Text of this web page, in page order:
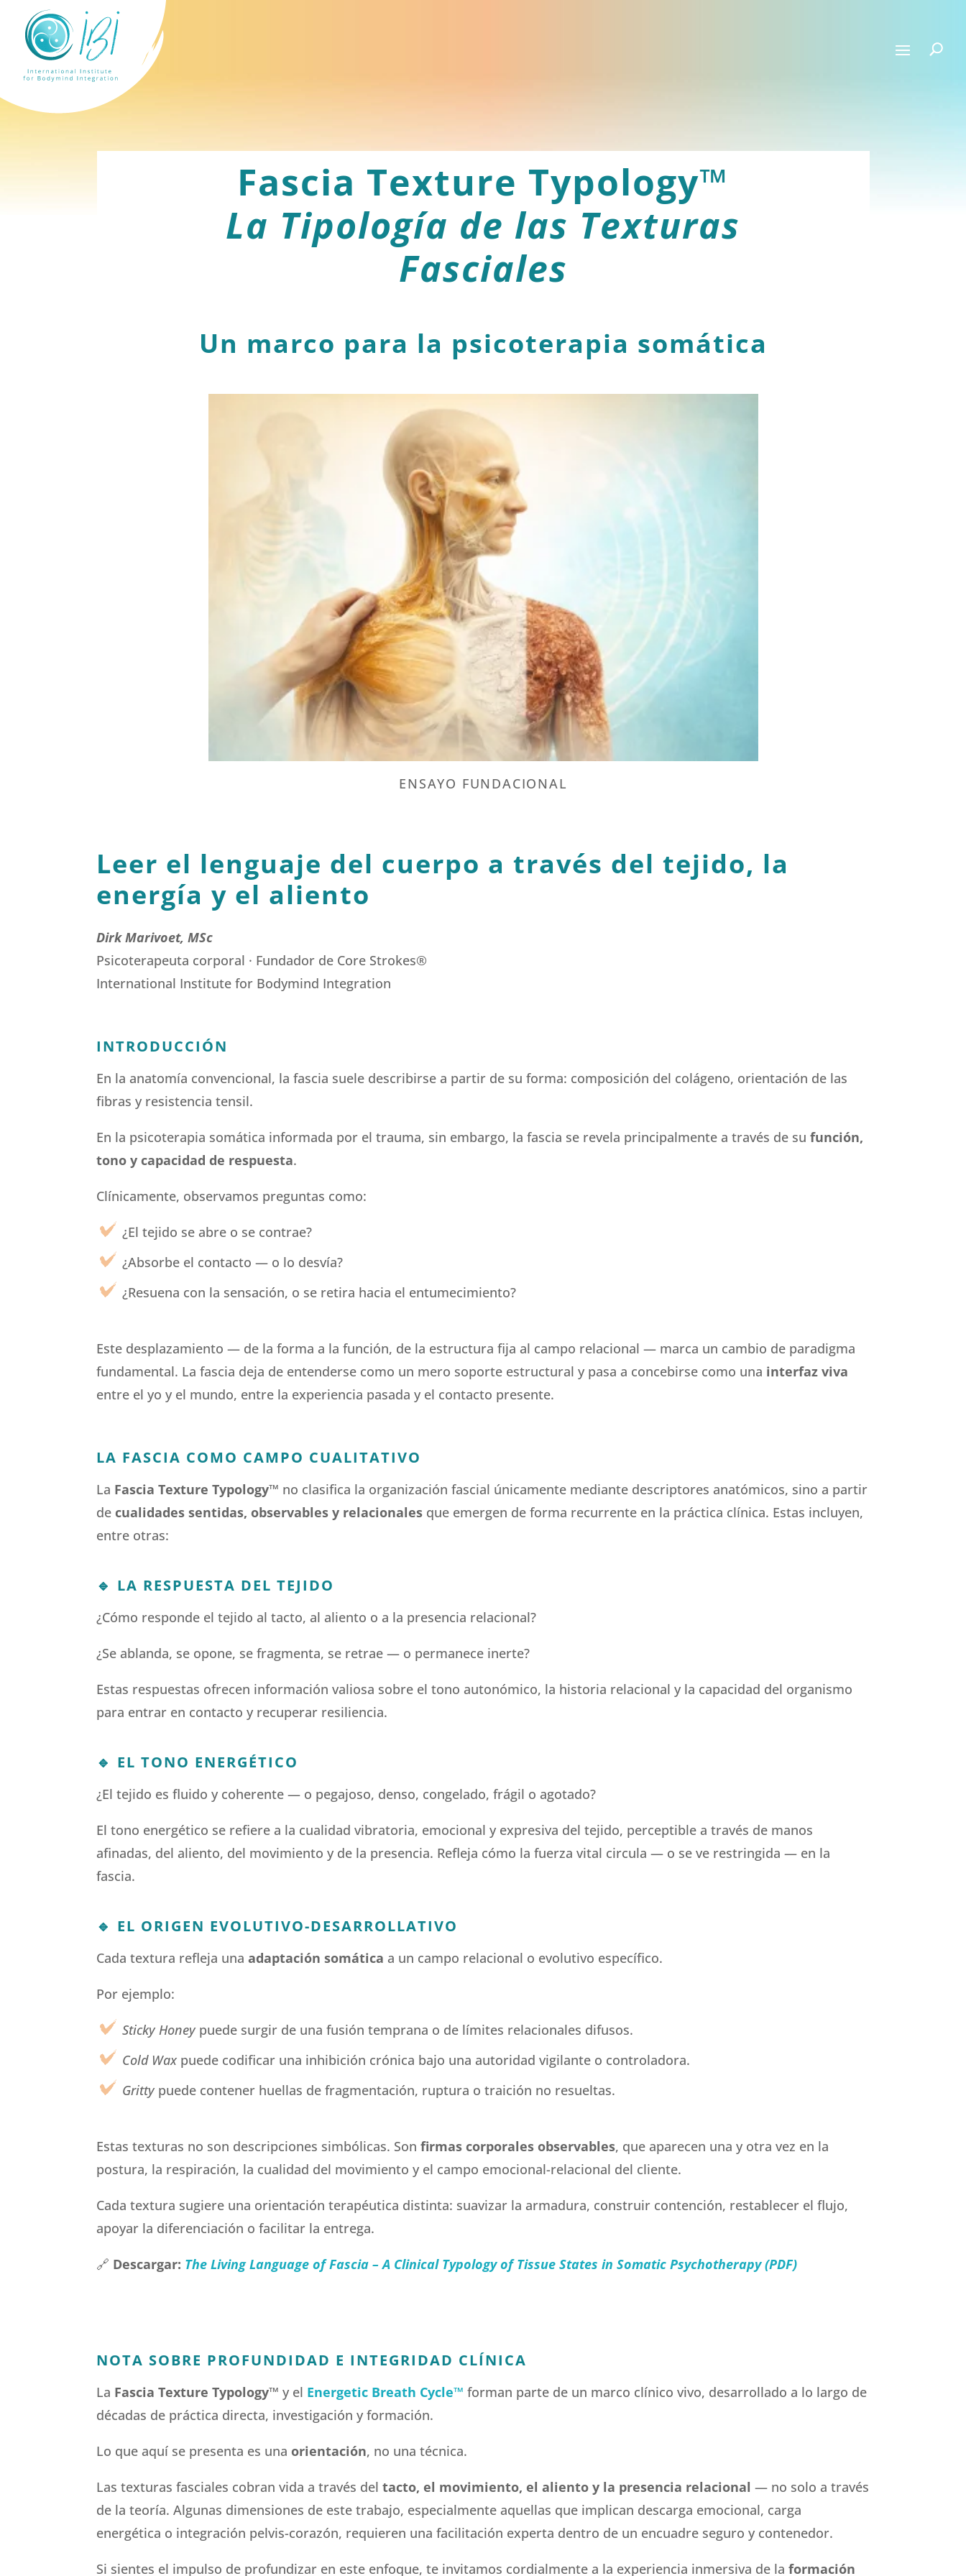
Fascia Texture Typology™
La Tipología de las Texturas
Fasciales
Un marco para la psicoterapia somática
ENSAYO FUNDACIONAL
Leer el lenguaje del cuerpo a través del tejido, la
energía y el aliento
Dirk Marivoet, MSc
Psicoterapeuta corporal · Fundador de Core Strokes®
International Institute for Bodymind Integration
INTRODUCCIÓN
En la anatomía convencional, la fascia suele describirse a partir de su forma: composición del colágeno, orientación de las
fibras y resistencia tensil.
En la psicoterapia somática informada por el trauma, sin embargo, la fascia se revela principalmente a través de sufunción,
tono y capacidad de respuesta.
Clínicamente, observamos preguntas como:
¿El tejido se abre o se contrae?
¿Absorbe el contacto — o lo desvía?
¿Resuena con la sensación, o se retira hacia el entumecimiento?
Este desplazamiento — de la forma a la función, de la estructura fija al campo relacional — marca un cambio de paradigma
fundamental. La fascia deja de entenderse como un mero soporte estructural y pasa a concebirse como una interfaz viva
entre el yo y el mundo, entre la experiencia pasada y el contacto presente.
LA FASCIA COMO CAMPO CUALITATIVO
La Fascia Texture Typology™ no clasifica la organización fascial únicamente mediante descriptores anatómicos, sino a partir
de cualidades sentidas, observables y relacionales que emergen de forma recurrente en la práctica clínica. Estas incluyen,
entre otras:
🔹 LA RESPUESTA DEL TEJIDO
¿Cómo responde el tejido al tacto, al aliento o a la presencia relacional?
¿Se ablanda, se opone, se fragmenta, se retrae — o permanece inerte?
Estas respuestas ofrecen información valiosa sobre el tono autonómico, la historia relacional y la capacidad del organismo
para entrar en contacto y recuperar resiliencia.
🔹 EL TONO ENERGÉTICO
¿El tejido es fluido y coherente — o pegajoso, denso, congelado, frágil o agotado?
El tono energético se refiere a la cualidad vibratoria, emocional y expresiva del tejido, perceptible a través de manos
afinadas, del aliento, del movimiento y de la presencia. Refleja cómo la fuerza vital circula — o se ve restringida — en la
fascia.
🔹 EL ORIGEN EVOLUTIVO-DESARROLLATIVO
Cada textura refleja unaadaptación somática a un campo relacional o evolutivo específico.
Por ejemplo:
Sticky Honeypuede surgir de una fusión temprana o de límites relacionales difusos.
Cold Wax puede codificar una inhibición crónica bajo una autoridad vigilante o controladora.
Grittypuede contener huellas de fragmentación, ruptura o traición no resueltas.
Estas texturas no son descripciones simbólicas. Sonfirmas corporales observables, que aparecen una y otra vez en la
postura, la respiración, la cualidad del movimiento y el campo emocional-relacional del cliente.
Cada textura sugiere una orientación terapéutica distinta: suavizar la armadura, construir contención, restablecer el flujo,
apoyar la diferenciación o facilitar la entrega.
🔗 Descargar: The Living Language of Fascia – A Clinical Typology of Tissue States in Somatic Psychotherapy (PDF)
NOTA SOBRE PROFUNDIDAD E INTEGRIDAD CLÍNICA
La Fascia Texture Typology™ y el Energetic Breath Cycle™ forman parte de un marco clínico vivo, desarrollado a lo largo de
décadas de práctica directa, investigación y formación.
Lo que aquí se presenta es una orientación, no una técnica.
Las texturas fasciales cobran vida a través deltacto, el movimiento, el aliento y la presencia relacional — no solo a través
de la teoría. Algunas dimensiones de este trabajo, especialmente aquellas que implican descarga emocional, carga
energética o integración pelvis-corazón, requieren una facilitación experta dentro de un encuadre seguro y contenedor.
Si sientes el impulso de profundizar en este enfoque, te invitamos cordialmente a la experiencia inmersiva de laformación